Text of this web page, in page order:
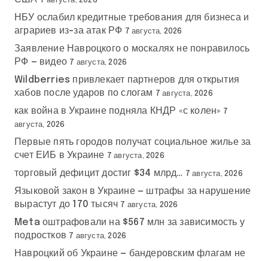
НБУ ослабил кредитные требования для бизнеса и
аграриев из-за атак РФ 7 августа, 2026
Заявление Навроцкого о москалях не понравилось
РФ — видео 7 августа, 2026
Wildberries привлекает партнеров для открытия
хабов после ударов по слогам
7 августа, 2026
как война в Украине подняла КНДР «с колен» 7
августа, 2026
Первые пять городов получат социальное жилье за
счет ЕИБ в Украине 7 августа, 2026
торговый дефицит достиг $34 млрд… 7 августа, 2026
Языковой закон в Украине — штрафы за нарушение
вырастут до 170 тысяч 7 августа, 2026
Meta оштрафовали на $567 млн за зависимость у
подростков 7 августа, 2026
Навроцкий об Украине — бандеровским флагам не